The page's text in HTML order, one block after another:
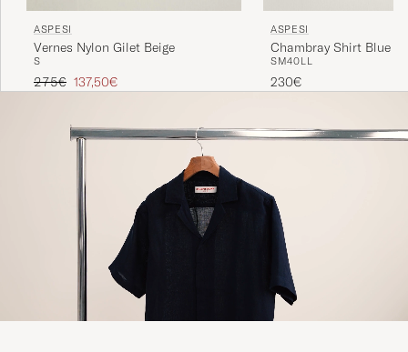
ASPESI
Vernes Nylon Gilet Beige
S
Tavallinen hinta
275€ Alennettu hinta
137,50€
ASPESI
Chambray Shirt Blue
SM40LL
230€